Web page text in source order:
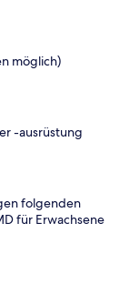
möglich)
-ausrüstung
folgenden
für Erwachsene